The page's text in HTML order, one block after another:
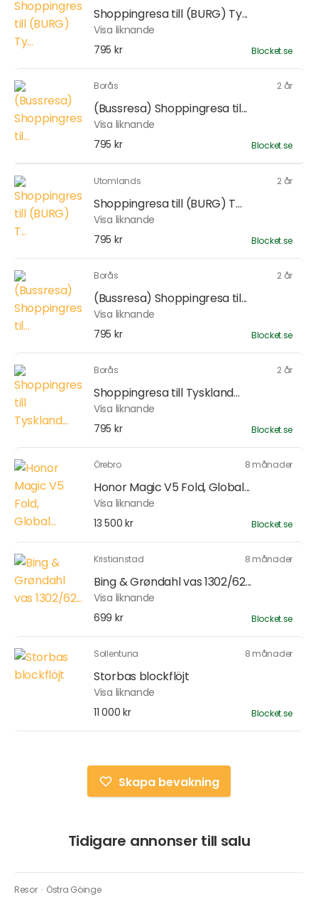
Shoppingresa till (BURG) Ty...
Visa liknande
795 kr
Blocket.se
Borås 2 år
(Bussresa) Shoppingresa til...
Visa liknande
795 kr
Blocket.se
Utomlands 2 år
Shoppingresa till (BURG) T...
Visa liknande
795 kr
Blocket.se
Borås 2 år
(Bussresa) Shoppingresa til...
Visa liknande
795 kr
Blocket.se
Borås 2 år
Shoppingresa till Tyskland...
Visa liknande
795 kr
Blocket.se
Örebro 8 månader
Honor Magic V5 Fold, Global...
Visa liknande
13 500 kr
Blocket.se
Kristianstad 8 månader
Bing & Grøndahl vas 1302/62...
Visa liknande
699 kr
Blocket.se
Sollentuna 8 månader
Storbas blockflöjt
Visa liknande
11 000 kr
Blocket.se
Skapa bevakning
Tidigare annonser till salu
Resor · Östra Göinge